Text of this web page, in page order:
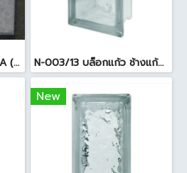
16x16นิ้ว นกสโมกกี้ ( D ) A (Pack6) N-003/13 บล็อกแก้ว ช้างแก้ว WOW พริ้วแก้ว ( 24x11.5x8cm )
New